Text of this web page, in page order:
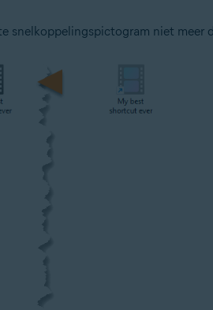
snelkoppelingspictogram niet meer